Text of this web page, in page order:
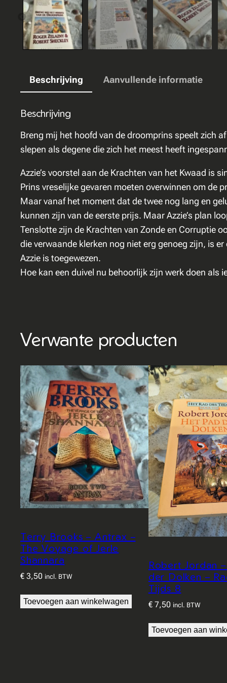
Beschrijving Aanvullende informatie
Beschrijving
Breng mij het hoofd van de droomprins speelt zich
slepen als degene die zich het meest heeft
Azzie’s voorstel aan de Krachten van het Kwaad is
Prins vreselijke gevaren moeten overwinnen om de
Maar vanaf het moment dat de twee nog lang en
kunnen zijn van de eerste prijs. Maar Azzie’s plan
Tenslotte zijn de Krachten van Zonde en Corruptie
die verwaande klerken nog niet erg genoeg zijn, is
Azzie is toegewezen.
Hoe kan een duivel nu behoorlijk zijn werk doen
Verwante producten
Terry Brooks – Antrax –
The Voyage of Jerle
Shannara
€ 3,50 incl. BTW
Toevoegen aan winkelwagen
Robert Jordan
der Dolken –
Tijds 8
€7,50 incl. BTW
Toevoegen aan